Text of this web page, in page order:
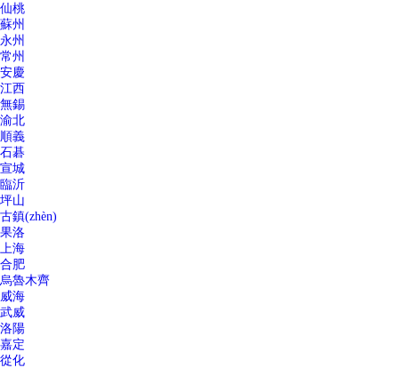
仙桃
蘇州
永州
常州
安慶
江西
無錫
渝北
順義
石碁
宣城
臨沂
坪山
古鎮(zhèn)
果洛
上海
合肥
烏魯木齊
威海
武威
洛陽
嘉定
從化